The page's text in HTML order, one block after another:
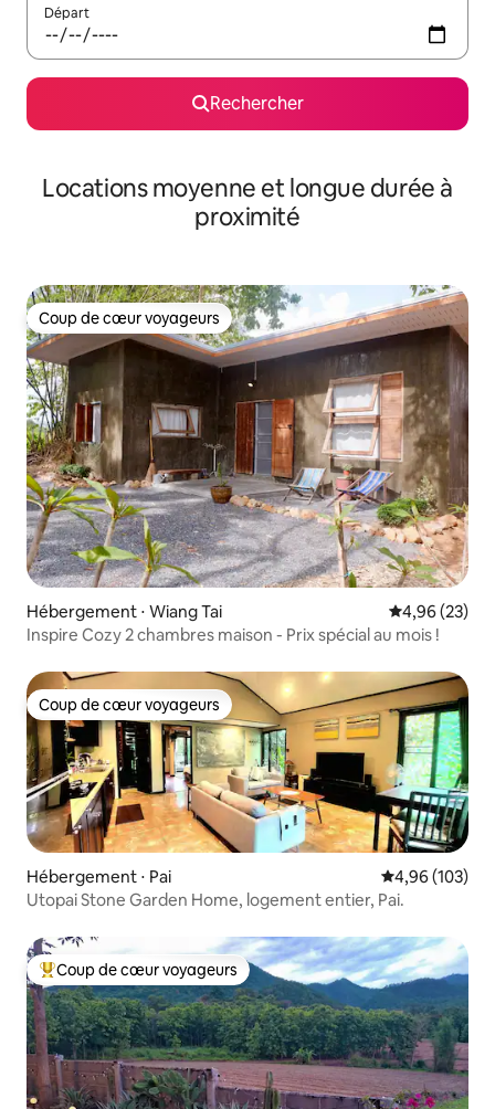
Départ
Rechercher
Locations moyenne et longue durée à
proximité
Coup de cœur voyageurs
Coup de cœur voyageurs
Hébergement ⋅ Wiang Tai Évaluation
4,96 (23)
Inspire Cozy 2 chambres maison - Prix spécial au mois !
Coup de cœur voyageurs
Coup de cœur voyageurs
Hébergement ⋅ Pai Évaluation
4,96 (103)
Utopai Stone Garden Home, logement entier, Pai.
Coups de cœur voyageurs les plus appréciés
Coup de cœur voyageurs